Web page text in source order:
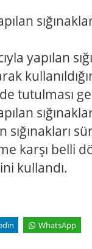
yapılan
tutulması
karşı belli
kullandı.
WhatsApp